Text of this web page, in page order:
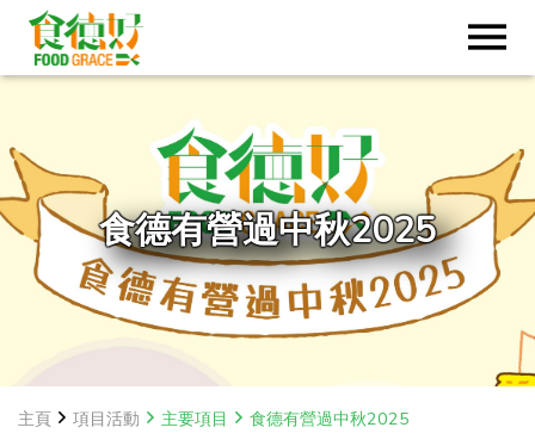
食德有營過中秋2025
主頁 項目活動 主要項目 食德有營過中秋2025